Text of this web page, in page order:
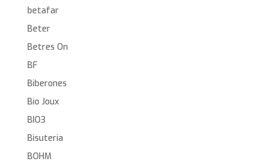
betafar
Beter
Betres On
BF
Biberones
Bio Joux
BIO3
Bisuteria
BOHM